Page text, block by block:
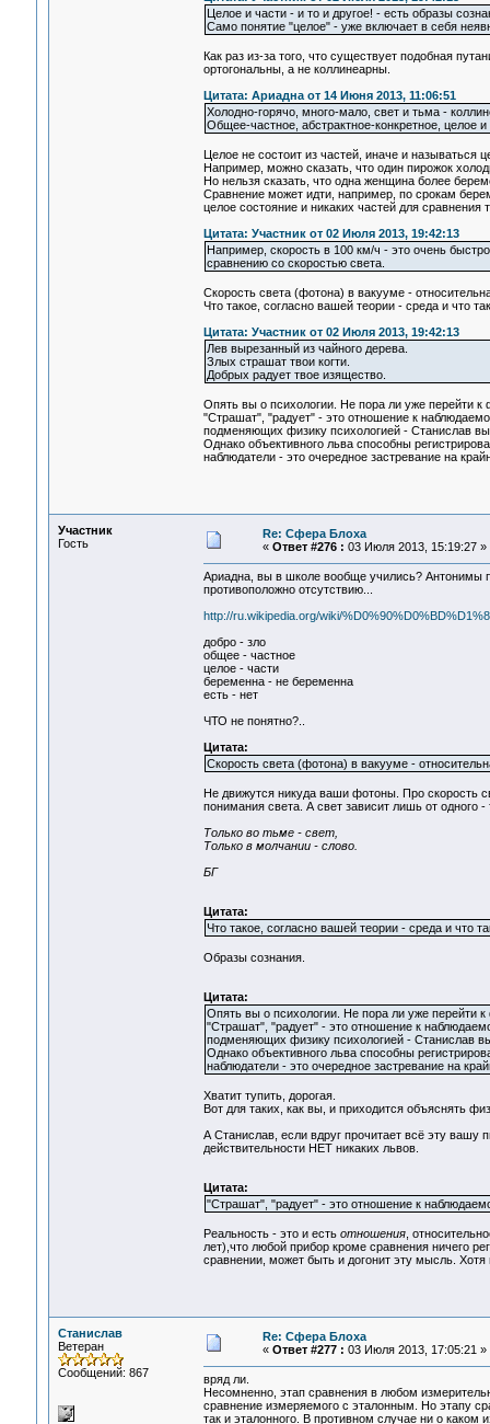
Целое и части - и то и другое! - есть образы
Само понятие "целое" - уже включает в себя
Как раз из-за того, что существует подобная
ортогональны, а не коллинеарны.
Цитата: Ариадна от 14 Июня 2013, 11:06:51
Холодно-горячо, много-мало, свет и тьма -
Общее-частное, абстрактное-конкретное, целое и
Целое не состоит из частей, иначе и называться
Например, можно сказать, что один пирожок
Но нельзя сказать, что одна женщина более
Сравнение может идти, например, по срокам
целое состояние и никаких частей для
Цитата: Участник от 02 Июля 2013, 19:42:13
Например, скорость в 100 км/ч - это очень
сравнению со скоростью света.
Скорость света (фотона) в вакууме -
Что такое, согласно вашей теории - среда и что
Цитата: Участник от 02 Июля 2013, 19:42:13
Лев вырезанный из чайного дерева.
Злых страшат твои когти.
Добрых радует твое изящество.
Опять вы о психологии. Не пора ли уже перейти к
"Страшат", "радует" - это отношение к
подменяющих физику психологией - Станислав
Однако объективного льва способны
наблюдатели - это очередное застревание на
Участник
Гость
Re: Сфера Блоха
« Ответ #276 : 03 Июля 2013, 15:19:27 »
Ариадна, вы в школе вообще учились? Антонимы
противоположно отсутствию...
http://ru.wikipedia.org/wiki/
добро - зло
общее - частное
целое - части
беременна - не беременна
есть - нет
ЧТО не понятно?..
Цитата:
Скорость света (фотона) в вакууме -
Не движутся никуда ваши фотоны. Про скорость
понимания света. А свет зависит лишь от одного
Только во тьме - свет,
Только в молчании - слово.
БГ
Цитата:
Что такое, согласно вашей теории - среда и что
Образы сознания.
Цитата:
Опять вы о психологии. Не пора ли уже перейти к
"Страшат", "радует" - это отношение к
подменяющих физику психологией - Станислав
Однако объективного льва способны
наблюдатели - это очередное застревание на
Хватит тупить, дорогая.
Вот для таких, как вы, и приходится объяснять
А Станислав, если вдруг прочитает всё эту вашу
действительности НЕТ никаких львов.
Цитата:
"Страшат", "радует" - это отношение к
Реальность - это и есть отношения,
лет),что любой прибор кроме сравнения ничего
сравнении, может быть и догонит эту мысль. Хотя
Станислав
Ветеран
Сообщений: 867
Re: Сфера Блоха
« Ответ #277 : 03 Июля 2013, 17:05:21 »
вряд ли.
Несомненно, этап сравнения в любом
сравнение измеряемого с эталонным. Но этапу
так и эталонного. В противном случае ни о каком